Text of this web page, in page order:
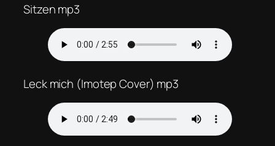
Sitzen mp3
Leck mich (Imotep Cover) mp3